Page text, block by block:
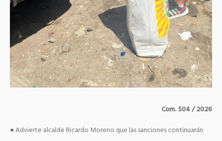
Com. 504 / 2026
● Advierte alcalde Ricardo Moreno que las sanciones continuarán